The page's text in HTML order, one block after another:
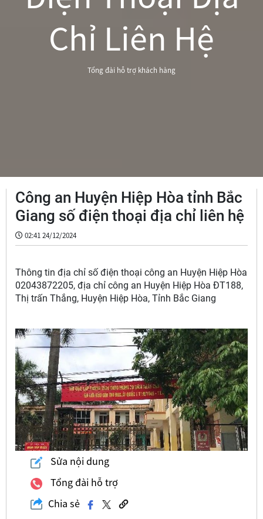
Chỉ Liên Hệ
Tổng đài hỗ trợ khách hàng
Công an Huyện Hiệp Hòa tỉnh Bắc
Giang số điện thoại địa chỉ liên hệ
02:41 24/12/2024
Thông tin địa chỉ số điện thoại công an Huyện Hiệp Hòa
02043872205, địa chỉ công an Huyện Hiệp Hòa ĐT188,
Thị trấn Thắng, Huyện Hiệp Hòa, Tỉnh Bắc Giang
Sửa nội dung
Tổng đài hỗ trợ
Chia sẻ